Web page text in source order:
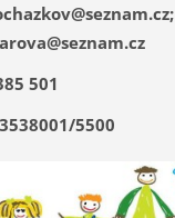
501
5500